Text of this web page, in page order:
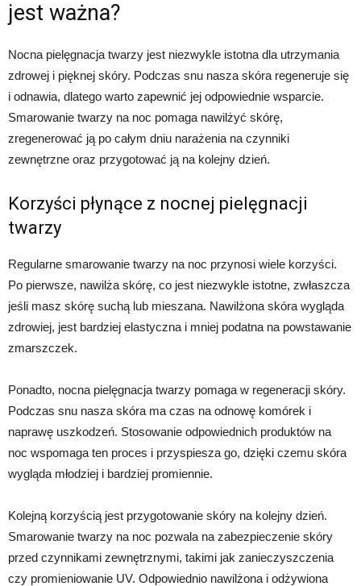
jest ważna?
Nocna pielęgnacja twarzy jest niezwykle istotna dla utrzymania
zdrowej i pięknej skóry. Podczas snu nasza skóra regeneruje się
i odnawia, dlatego warto zapewnić jej odpowiednie wsparcie.
Smarowanie twarzy na noc pomaga nawilżyć skórę,
zregenerować ją po całym dniu narażenia na czynniki
zewnętrzne oraz przygotować ją na kolejny dzień.
Korzyści płynące z nocnej pielęgnacji
twarzy
Regularne smarowanie twarzy na noc przynosi wiele korzyści.
Po pierwsze, nawilża skórę, co jest niezwykle istotne, zwłaszcza
jeśli masz skórę suchą lub mieszana. Nawilżona skóra wygląda
zdrowiej, jest bardziej elastyczna i mniej podatna na powstawanie
zmarszczek.
Ponadto, nocna pielęgnacja twarzy pomaga w regeneracji skóry.
Podczas snu nasza skóra ma czas na odnowę komórek i
naprawę uszkodzeń. Stosowanie odpowiednich produktów na
noc wspomaga ten proces i przyspiesza go, dzięki czemu skóra
wygląda młodziej i bardziej promiennie.
Kolejną korzyścią jest przygotowanie skóry na kolejny dzień.
Smarowanie twarzy na noc pozwala na zabezpieczenie skóry
przed czynnikami zewnętrznymi, takimi jak zanieczyszczenia
czy promieniowanie UV. Odpowiednio nawilżona i odżywiona